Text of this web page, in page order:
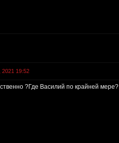
19:52
?Где Василий по крайней мере?